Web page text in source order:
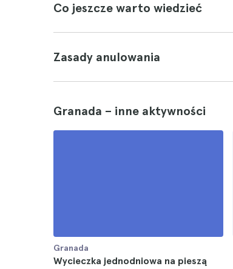
Co jeszcze warto wiedzieć
Zasady anulowania
Granada – inne aktywności
Granada
Wycieczka jednodniowa na pieszą